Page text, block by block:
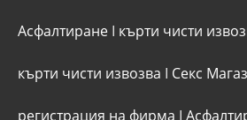
Асфалтиране I кърти чисти
кърти чисти извозва I Секс
регистрация на фирма I